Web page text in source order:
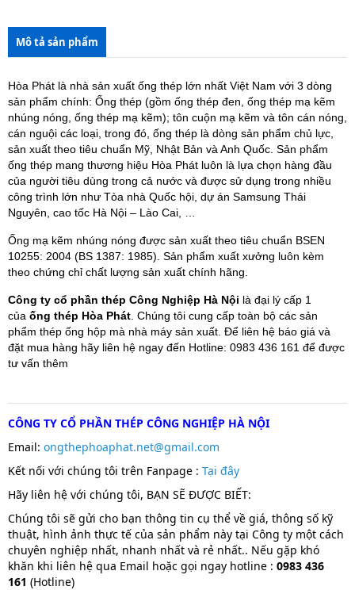
Mô tả sản phẩm
Hòa Phát là nhà sản xuất ống thép lớn nhất Việt Nam với 3 dòng
sản phẩm chính: Ống thép (gồm ống thép đen, ống thép mạ kẽm
nhúng nóng, ống thép mạ kẽm); tôn cuộn mạ kẽm và tôn cán nóng,
cán nguội các loại, trong đó, ống thép là dòng sản phẩm chủ lực,
sản xuất theo tiêu chuẩn Mỹ, Nhật Bản và Anh Quốc. Sản phẩm
ống thép mang thương hiệu Hòa Phát luôn là lựa chọn hàng đầu
của người tiêu dùng trong cả nước và được sử dụng trong nhiều
công trình lớn như Tòa nhà Quốc hội, dự án Samsung Thái
Nguyên, cao tốc Hà Nội – Lào Cai, …
Ống mạ kẽm nhúng nóng được sản xuất theo tiêu chuẩn BSEN
10255: 2004 (BS 1387: 1985). Sản phẩm xuất xưởng luôn kèm
theo chứng chỉ chất lượng sản xuất chính hãng.
Công ty cổ phần thép Công Nghiệp Hà Nội là đại lý cấp 1
của ống thép Hòa Phát . Chúng tôi cung cấp toàn bộ các sản
phẩm thép ống hộp mà nhà máy sản xuất. Để liên hệ báo giá và
đặt mua hàng hãy liên hệ ngay đến Hotline: 0983 436 161 để được
tư vấn thêm
CÔNG TY CỔ PHẦN THÉP CÔNG NGHIỆP HÀ NỘI
Email: ongthephoaphat.net@gmail.com
Kết nối với chúng tôi trên Fanpage : Tại đây
Hãy liên hệ với chúng tôi, BẠN SẼ ĐƯỢC BIẾT:
Chúng tôi sẽ gửi cho bạn thông tin cụ thể về giá, thông số kỹ
thuật, hình ảnh thực tế của sản phẩm này tại Công ty một cách
chuyên nghiệp nhất, nhanh nhất và rẻ nhất.. Nếu gặp khó
khăn khi liên hệ qua Email hoặc gọi ngay hotline : 0983 436
161 (Hotline)